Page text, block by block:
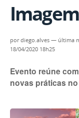
pordiego.alves — última
18/04/2020 18h25
Evento reúne
novas práticas